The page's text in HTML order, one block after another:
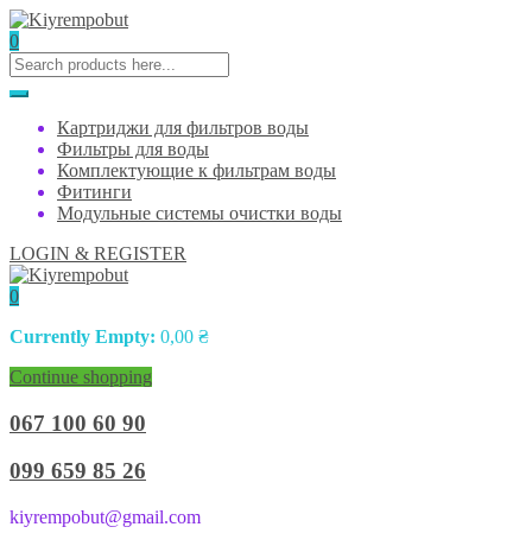
0
Картриджи для фильтров воды
Фильтры для воды
Комплектующие к фильтрам воды
Фитинги
Модульные системы очистки воды
LOGIN & REGISTER
0
Currently Empty: 0,00 ₴
Continue shopping
067 100 60 90
099 659 85 26
kiyrempobut@gmail.com